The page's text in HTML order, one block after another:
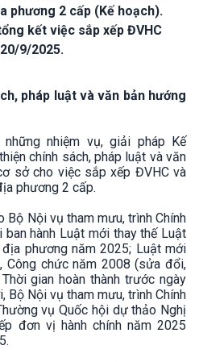
phương 2 cấp (Kế hoạch).
kết việc sắp xếp ĐVHC
9/2025.
pháp luật và văn bản hướng
nhiệm vụ, giải pháp Kế
chính sách, pháp luật và văn
sở cho việc sắp xếp ĐVHC và
phương 2 cấp.
Bộ Nội vụ tham mưu, trình Chính
ban hành Luật mới thay thế Luật
phương năm 2025; Luật mới
Công chức năm 2008 (sửa đổi,
gian hoàn thành trước ngày
Nội vụ tham mưu, trình Chính
vụ Quốc hội dự thảo Nghị
đơn vị hành chính năm 2025